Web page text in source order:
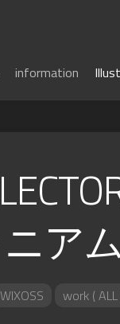
information
Art
カ
ー
ァ
2.5
アム
WIXOSS work ( ALL